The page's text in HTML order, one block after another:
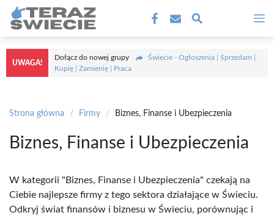
Przejdź
treści
UWAGA!
Dołącz do nowej grupy
Świecie - Ogłoszenia | Sprzedam |
Kupię | Zamienię | Praca
Strona główna / Firmy / Biznes, Finanse i Ubezpieczenia
Biznes, Finanse i Ubezpieczenia
W kategorii "Biznes, Finanse i Ubezpieczenia" czekają na
Ciebie najlepsze firmy z tego sektora działające w Świeciu.
Odkryj świat finansów i biznesu w Świeciu, porównując i